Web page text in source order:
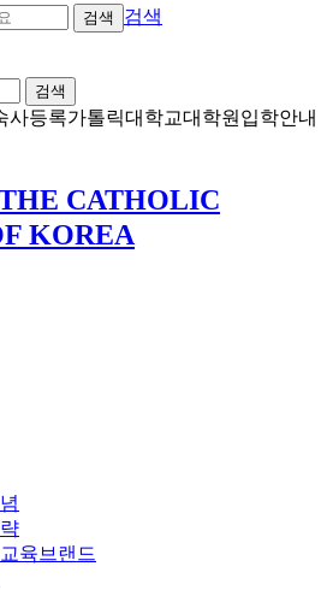
검색
검색
검색
사등록가톨릭대학교대학원입학안내
육브랜드